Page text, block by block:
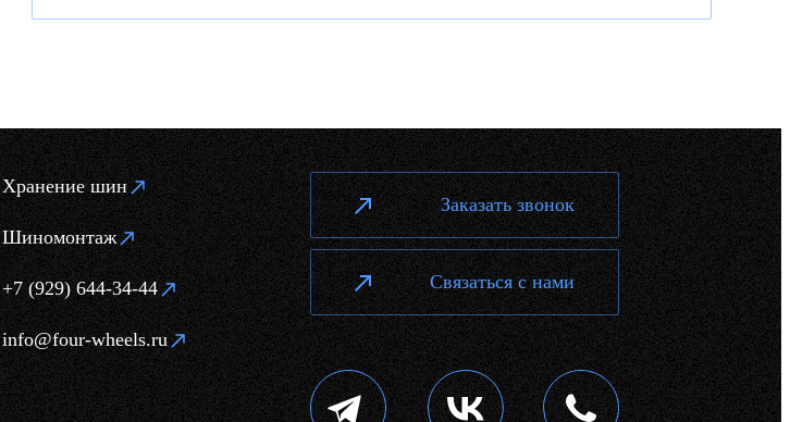
Хранение шин
Шиномонтаж
+7 (929) 644-34-44
info@four-wheels.ru
Заказать звонок
Связаться с нами